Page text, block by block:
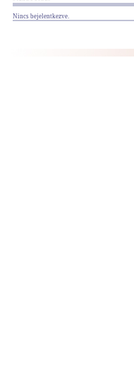
Nincs bejelentkezve.